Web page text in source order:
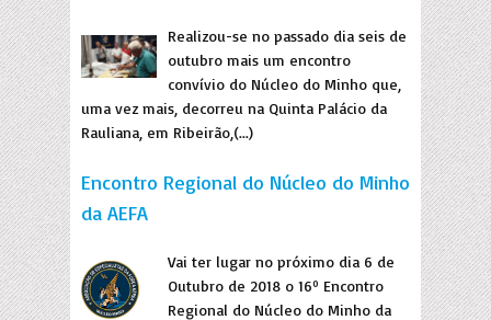
Realizou-se no passado dia seis de
outubro mais um encontro
convívio do Núcleo do Minho que,
uma vez mais, decorreu na Quinta Palácio da
Rauliana, em Ribeirão,(...)
Encontro Regional do Núcleo do Minho
da AEFA
Vai ter lugar no próximo dia 6 de
Outubro de 2018 o 16º Encontro
Regional do Núcleo do Minho da